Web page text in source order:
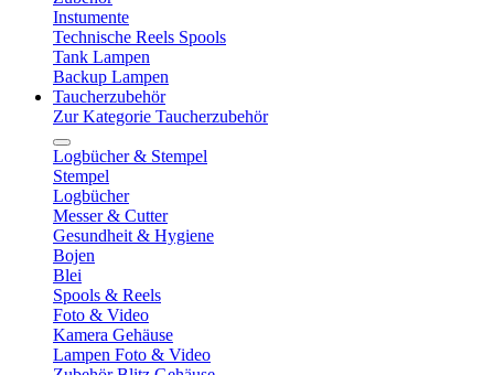
Instumente
Technische Reels Spools
Tank Lampen
Backup Lampen
Taucherzubehör
Zur Kategorie Taucherzubehör
Logbücher & Stempel
Stempel
Logbücher
Messer & Cutter
Gesundheit & Hygiene
Bojen
Blei
Spools & Reels
Foto & Video
Kamera Gehäuse
Lampen Foto & Video